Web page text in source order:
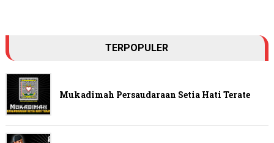
TERPOPULER
Mukadimah Persaudaraan Setia Hati Terate